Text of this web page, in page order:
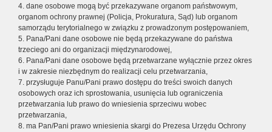
4. dane osobowe mogą być przekazywane organom państwowym,
organom ochrony prawnej (Policja, Prokuratura, Sąd) lub organom
samorządu terytorialnego w związku z prowadzonym postępowaniem,
5. Pana/Pani dane osobowe nie będą przekazywane do państwa
trzeciego ani do organizacji międzynarodowej,
6. Pana/Pani dane osobowe będą przetwarzane wyłącznie przez okres
i w zakresie niezbędnym do realizacji celu przetwarzania,
7. przysługuje Panu/Pani prawo dostępu do treści swoich danych
osobowych oraz ich sprostowania, usunięcia lub ograniczenia
przetwarzania lub prawo do wniesienia sprzeciwu wobec
przetwarzania,
8. ma Pan/Pani prawo wniesienia skargi do Prezesa Urzędu Ochrony